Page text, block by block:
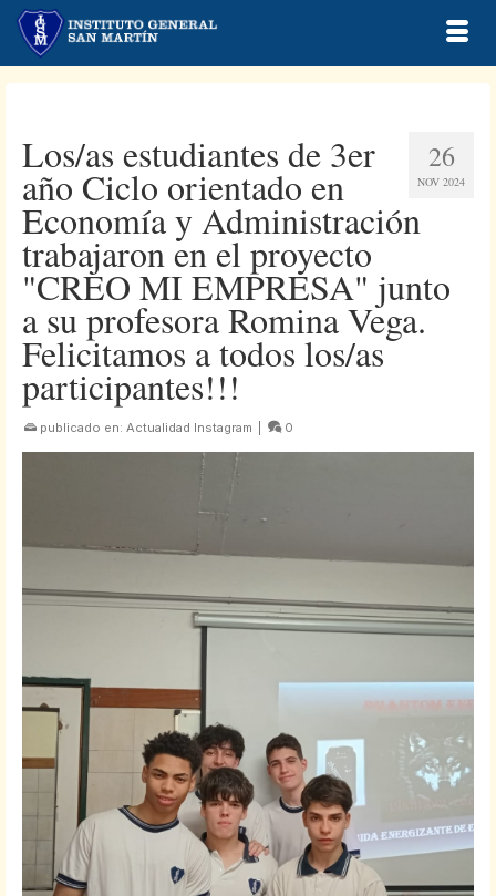
26
NOV 2024
Los/as estudiantes de 3er
año Ciclo orientado en
Economía y Administración
trabajaron en el proyecto
"CREO MI EMPRESA" junto
a su profesora Romina Vega.
Felicitamos a todos los/as
participantes!!!
publicado en: Actualidad Instagram 0